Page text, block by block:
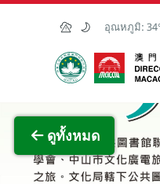
Skip to Main Content
อุณหภูมิ:
สำนักงานการท่อ
ดูทั้งหมด